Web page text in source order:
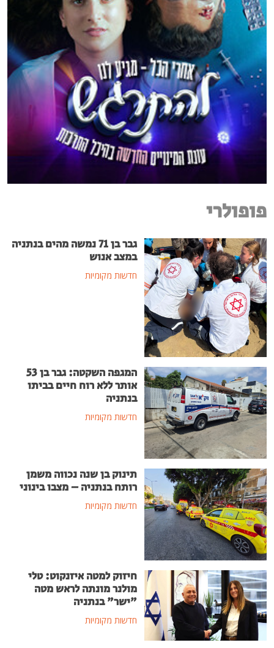
פופולרי
גבר בן 71 נמשה מהים בנתניה
במצב אנוש
חדשות מקומיות
המגפה השקטה: גבר בן 53
אותר ללא רוח חיים בביתו
בנתניה
חדשות מקומיות
תינוק בן שנה נכווה משמן
רותח בנתניה – מצבו בינוני
חדשות מקומיות
חיזוק למטה איזנקוט: טלי
מולנר מונתה לראש מטה
"ישר" בנתניה
חדשות מקומיות